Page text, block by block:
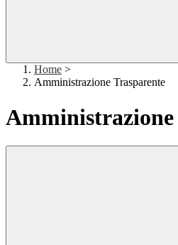
Home >
Amministrazione Trasparente
Amministrazione